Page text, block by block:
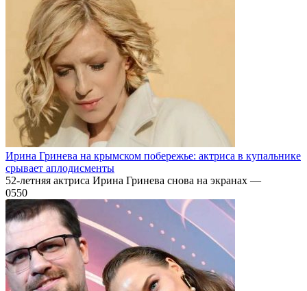
Ирина Гринева на крымском побережье: актриса в купальнике
срывает аплодисменты
52-летняя актриса Ирина Гринева снова на экранах —
0550